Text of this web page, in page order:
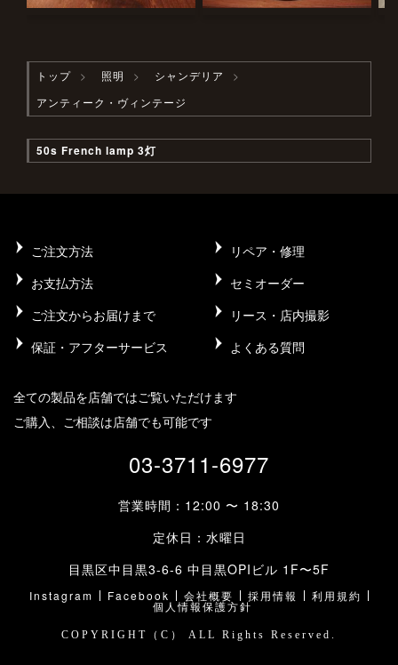
トップ 照明
シャンデリア
アンティーク・ヴィンテージ
50s French lamp 3灯
ご注文方法
リペア・修理
お支払方法
セミオーダー
ご注文からお届けまで
リース・店内撮影
保証・アフターサービス
よくある質問
全ての製品を店舗ではご覧いただけます
ご購入、ご相談は店舗でも可能です
03-3711-6977
営業時間：12:00 〜 18:30
定休日：水曜日
目黒区中目黒3-6-6 中目黒OPIビル 1F〜5F
Instagram Facebook 会社概要 採用情報 利用規約
個人情報保護方針
COPYRIGHT（C） ALL Rights Reserved.